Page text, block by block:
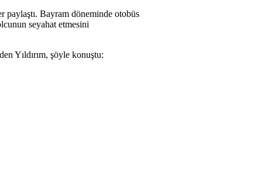
paylaştı. Bayram döneminde otobüs
seyahat etmesini
Yıldırım, şöyle konuştu: